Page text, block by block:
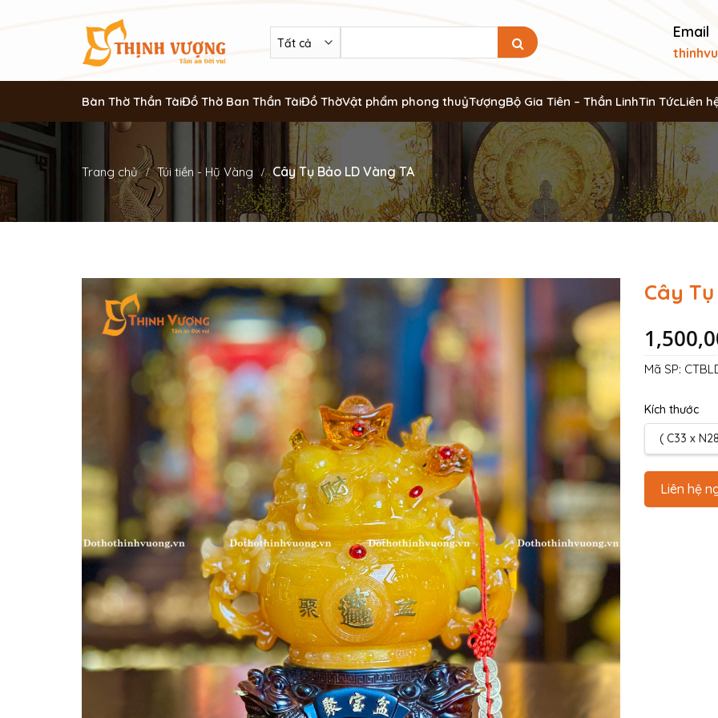
Email
Bàn Thờ Thần TàiĐồ Thờ Ban Thần TàiĐồ ThờVật phẩm phong thuỷTượngBộ Gia Tiên – Thần LinhTin TứcLiên
Trang chủ Túi tiền - Hũ Vàng Cây Tụ Bảo LD Vàng TA
Cây
Kích thước
( C33 x
Liên hệ
Mã SP: